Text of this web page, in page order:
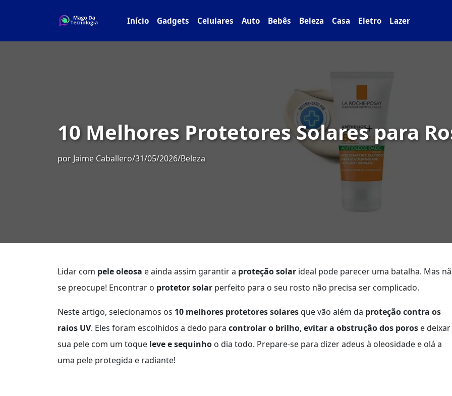
Início Gadgets Celulares Auto Bebês Beleza Casa Eletro Lazer
10 Melhores Protetores Solares para
por Jaime Caballero/31/05/2026/Beleza
Lidar com pele oleosa e ainda assim garantir a proteção solar ideal pode parecer uma batalha. Mas
se preocupe! Encontrar o protetor solar perfeito para o seu rosto não precisa ser complicado.
Neste artigo, selecionamos os 10 melhores protetores solaresque vão além da proteção contra os
raios UV. Eles foram escolhidos a dedo para controlar o brilho, evitar a obstrução dos poros e deixar
sua pele com um toque leve e sequinho o dia todo. Prepare-se para dizer adeus à oleosidade e olá a
uma pele protegida e radiante!